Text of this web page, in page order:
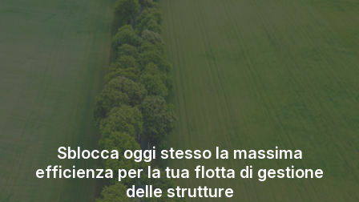
Sblocca oggi stesso la massima
efficienza per la tua flotta di gestione
delle strutture